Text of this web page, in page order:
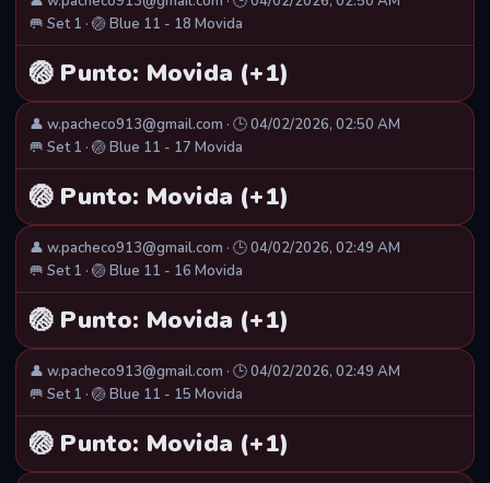
🥅 Set 1 · 🏐 Blue 11 - 18 Movida
🏐 Punto: Movida (+1)
👤 w.pacheco913@gmail.com · 🕒 04/02/2026, 02:50 AM
🥅 Set 1 · 🏐 Blue 11 - 17 Movida
🏐 Punto: Movida (+1)
👤 w.pacheco913@gmail.com · 🕒 04/02/2026, 02:49 AM
🥅 Set 1 · 🏐 Blue 11 - 16 Movida
🏐 Punto: Movida (+1)
👤 w.pacheco913@gmail.com · 🕒 04/02/2026, 02:49 AM
🥅 Set 1 · 🏐 Blue 11 - 15 Movida
🏐 Punto: Movida (+1)